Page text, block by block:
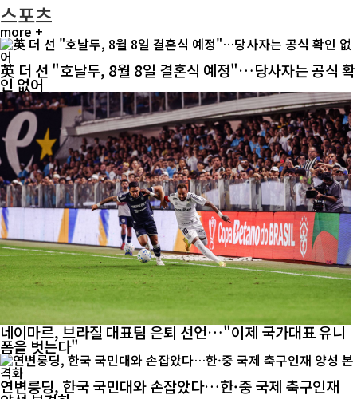
스포츠
more +
英 더 선 "호날두, 8월 8일 결혼식 예정"…당사자는 공식 확
인 없어
네이마르, 브라질 대표팀 은퇴 선언…"이제 국가대표 유니
폼을 벗는다"
연변룽딩, 한국 국민대와 손잡았다…한·중 국제 축구인재